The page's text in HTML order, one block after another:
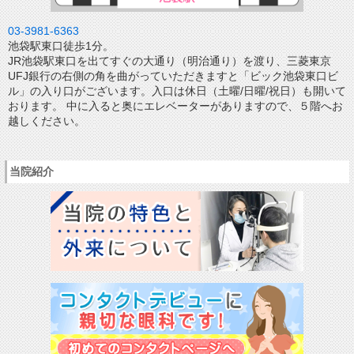
03-3981-6363
池袋駅東口徒歩1分。
JR池袋駅東口を出てすぐの大通り（明治通り）を渡り、三菱東京
UFJ銀行の右側の角を曲がっていただきますと「ビック池袋東口ビ
ル」の入り口がございます。入口は休日（土曜/日曜/祝日）も開いて
おります。 中に入ると奥にエレベーターがありますので、５階へお
越しください。
当院紹介